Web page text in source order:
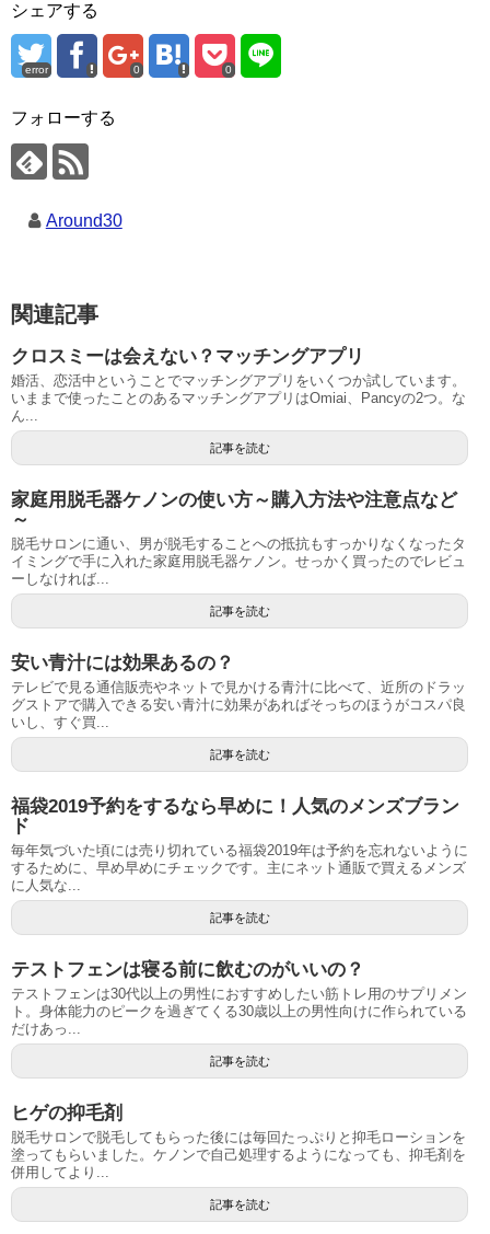
シェアする
error 0 0
フォローする
Around30
関連記事
クロスミーは会えない？マッチングアプリ
婚活、恋活中ということでマッチングアプリをいくつか試しています。
いままで使ったことのあるマッチングアプリはOmiai、Pancyの2つ。な
ん...
記事を読む
家庭用脱毛器ケノンの使い方～購入方法や注意点など
～
脱毛サロンに通い、男が脱毛することへの抵抗もすっかりなくなったタ
イミングで手に入れた家庭用脱毛器ケノン。せっかく買ったのでレビュ
ーしなければ...
記事を読む
安い青汁には効果あるの？
テレビで見る通信販売やネットで見かける青汁に比べて、近所のドラッ
グストアで購入できる安い青汁に効果があればそっちのほうがコスパ良
いし、すぐ買...
記事を読む
福袋2019予約をするなら早めに！人気のメンズブラン
ド
毎年気づいた頃には売り切れている福袋2019年は予約を忘れないように
するために、早め早めにチェックです。主にネット通販で買えるメンズ
に人気な...
記事を読む
テストフェンは寝る前に飲むのがいいの？
テストフェンは30代以上の男性におすすめしたい筋トレ用のサプリメン
ト。身体能力のピークを過ぎてくる30歳以上の男性向けに作られている
だけあっ...
記事を読む
ヒゲの抑毛剤
脱毛サロンで脱毛してもらった後には毎回たっぷりと抑毛ローションを
塗ってもらいました。ケノンで自己処理するようになっても、抑毛剤を
併用してより...
記事を読む